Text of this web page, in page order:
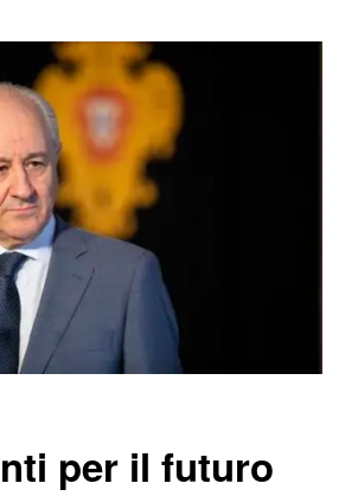
per il futuro